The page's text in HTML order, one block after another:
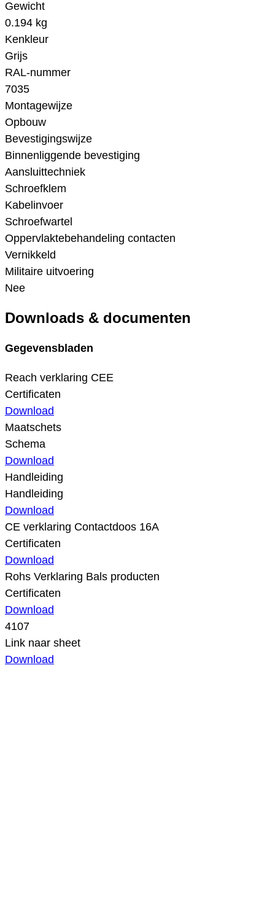
Gewicht
0.194 kg
Kenkleur
Grijs
RAL-nummer
7035
Montagewijze
Opbouw
Bevestigingswijze
Binnenliggende bevestiging
Aansluittechniek
Schroefklem
Kabelinvoer
Schroefwartel
Oppervlaktebehandeling contacten
Vernikkeld
Militaire uitvoering
Nee
Downloads & documenten
Gegevensbladen
Reach verklaring CEE
Certificaten
Download
Maatschets
Schema
Download
Handleiding
Handleiding
Download
CE verklaring Contactdoos 16A
Certificaten
Download
Rohs Verklaring Bals producten
Certificaten
Download
4107
Link naar sheet
Download